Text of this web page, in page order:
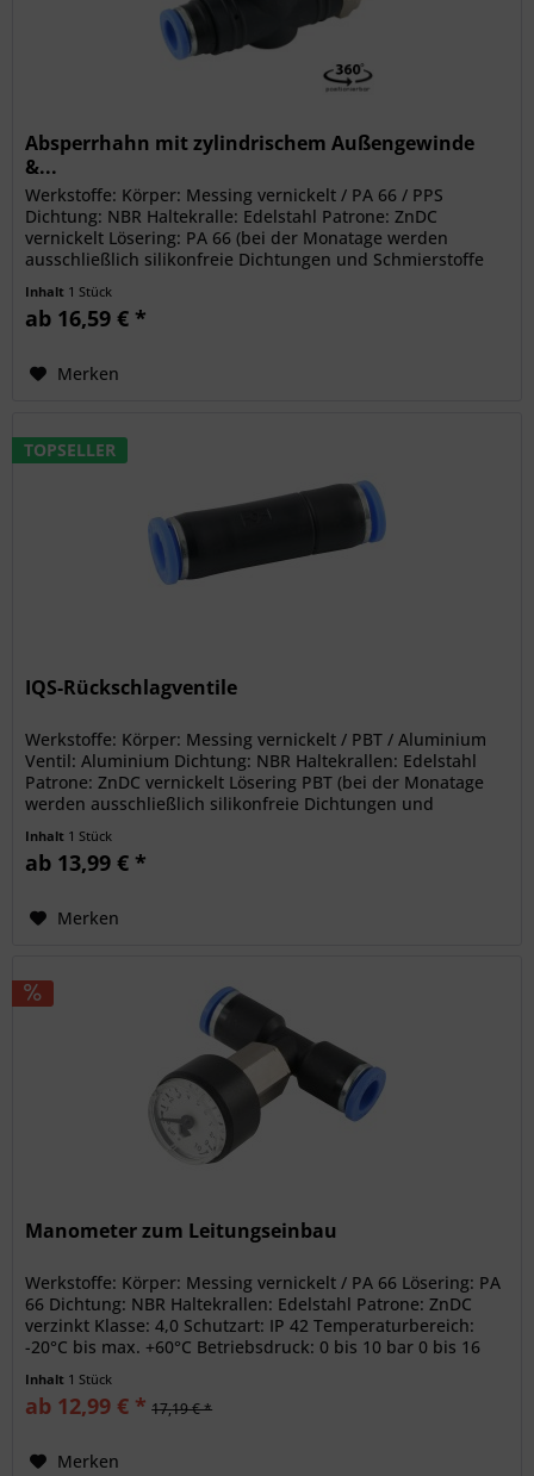
Absperrhahn mit zylindrischem Außengewinde
&...
Werkstoffe: Körper: Messing vernickelt / PA 66 / PPS
Dichtung: NBR Haltekralle: Edelstahl Patrone: ZnDC
vernickelt Lösering: PA 66 (bei der Monatage werden
ausschließlich silikonfreie Dichtungen und Schmierstoffe
Inhalt 1 Stück
ab 16,59 € *
Merken
TOPSELLER
IQS-Rückschlagventile
Werkstoffe: Körper: Messing vernickelt / PBT / Aluminium
Ventil: Aluminium Dichtung: NBR Haltekrallen: Edelstahl
Patrone: ZnDC vernickelt Lösering PBT (bei der Monatage
werden ausschließlich silikonfreie Dichtungen und
Inhalt 1 Stück
ab 13,99 € *
Merken
Manometer zum Leitungseinbau
Werkstoffe: Körper: Messing vernickelt / PA 66 Lösering: PA
66 Dichtung: NBR Haltekrallen: Edelstahl Patrone: ZnDC
verzinkt Klasse: 4,0 Schutzart: IP 42 Temperaturbereich:
-20°C bis max. +60°C Betriebsdruck: 0 bis 10 bar 0 bis 16
Inhalt 1 Stück
ab 12,99 € * 17,19 € *
Merken